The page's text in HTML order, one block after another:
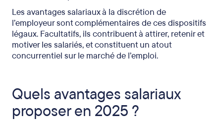
Les avantages salariaux à la discrétion de
l’employeur sont complémentaires de ces dispositifs
légaux. Facultatifs, ils contribuent à attirer, retenir et
motiver les salariés, et constituent un atout
concurrentiel sur le marché de l’emploi.
Quels avantages salariaux
proposer en 2025 ?